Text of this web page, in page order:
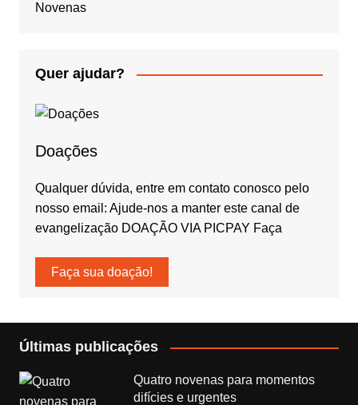
Novenas
Quer ajudar?
Doações
Qualquer dúvida, entre em contato conosco pelo
nosso email: Ajude-nos a manter este canal de
evangelização DOAÇÃO VIA PICPAY Faça
Faça sua doação!
Últimas publicações
Quatro novenas para momentos
difícies e urgentes